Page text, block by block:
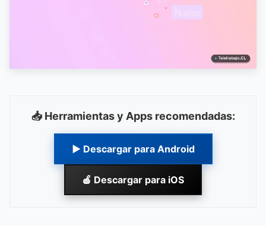
📥 Herramientas y Apps recomendadas:
▶ Descargar para Android
🍎 Descargar para iOS